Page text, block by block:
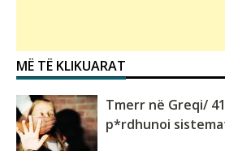
MË TË KLIKUARAT
Tmerr në Greqi/
p*rdhunoi